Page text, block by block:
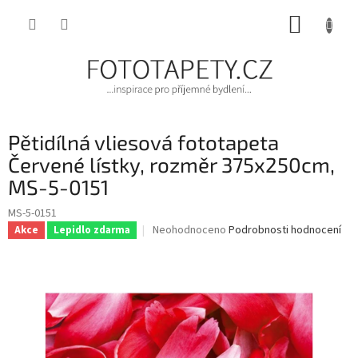
Pětidílná vliesová fototapeta
Červené lístky, rozměr 375x250cm,
MS-5-0151
MS-5-0151
Akce Lepidlo zdarma
Průměrné
0,0
z
5
hvězdiček.
Neohodnoceno Podrobnosti hodnocení